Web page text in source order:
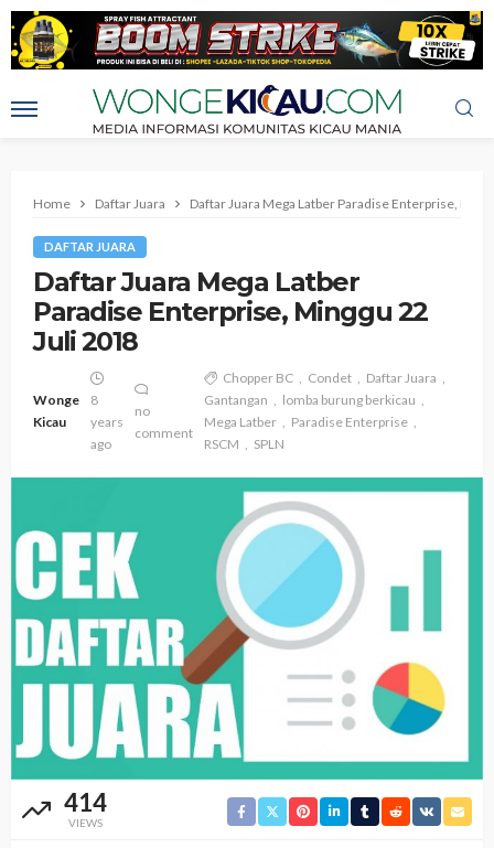
Home Daftar Juara Daftar Juara Mega Latber Paradise Enterprise,
DAFTAR JUARA
Daftar Juara Mega Latber
Paradise Enterprise, Minggu 22
Juli 2018
Wonge
Kicau
8
years
ago
no
comment
Chopper BC Condet
Daftar Juara
Gantangan
lomba burung berkicau
Mega Latber
Paradise Enterprise
RSCM
SPLN
414
VIEWS